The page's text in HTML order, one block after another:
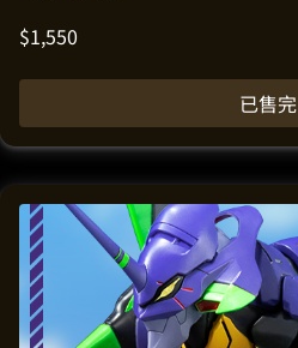
$1,550
已售完